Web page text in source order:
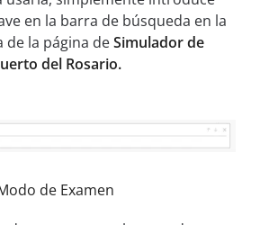
en la barra de búsqueda en la
la página deSimulador de
del Rosario.
de Examen